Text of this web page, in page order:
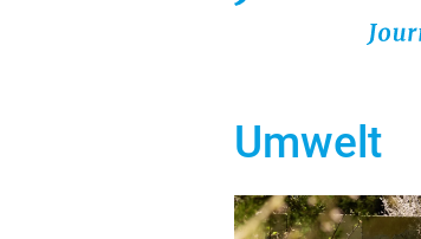
Umwelt